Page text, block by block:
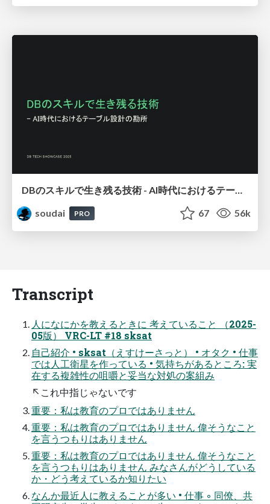
soudai
PRO 67 56k
Transcript
人になにかを教えるときに 考えていること （2025-
05版） VRC-LT #18 sksat
自己紹介 • sksat（えすけーさっと） • オタク • 仕事
では人工衛星を作っている • 気持ちがあるところ: 実
在する複雑性の咀嚼と妥当な対処の案組み
↖これ中指じゃないです
重要：私は教育のプロではありません
重要：私は教育のプロではありません 偉そうなこと
を言うつもりはありません
重要：私は教育のプロではありません 偉そうなこと
を言うつもりはありません みなさんがどうしている
か・どう考えているか知りたい
なんか最近人に教えることが多い • 仕事 ◦ 同僚、共